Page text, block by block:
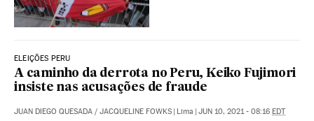
ELEIÇÕES PERU
A caminho da derrota no Peru, Keiko Fujimori
insiste nas acusações de fraude
JUAN DIEGO QUESADA / JACQUELINE FOWKS | Lima | JUN 10, 2021 - 08:16 EDT